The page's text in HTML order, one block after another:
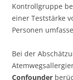
Kontrollgruppe
einer Teststärke
Personen
Bei der
Confounder